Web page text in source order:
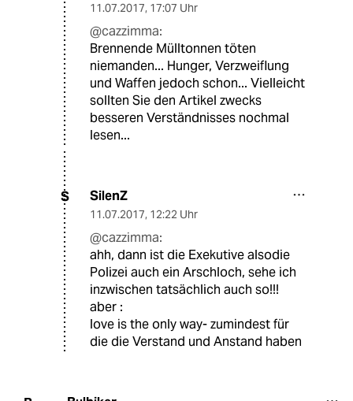
11.07.2017, 17:07 Uhr
@cazzimma:
Brennende Mülltonnen töten
niemanden... Hunger, Verzweiflung
und Waffen jedoch schon... Vielleicht
sollten Sie den Artikel zwecks
besseren Verständnisses nochmal
lesen...
S SilenZ
11.07.2017, 12:22 Uhr
@cazzimma:
ahh, dann ist die Exekutive alsodie
Polizei auch ein Arschloch, sehe ich
inzwischen tatsächlich auch so!!!
aber :
love is the only way- zumindest für
die die Verstand und Anstand haben